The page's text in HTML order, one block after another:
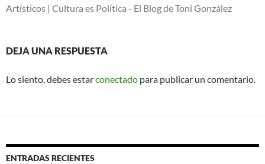
Artísticos | Cultura es Política - El Blog de Toni González
DEJA UNA RESPUESTA
Lo siento, debes estarconectado para publicar un comentario.
ENTRADAS RECIENTES